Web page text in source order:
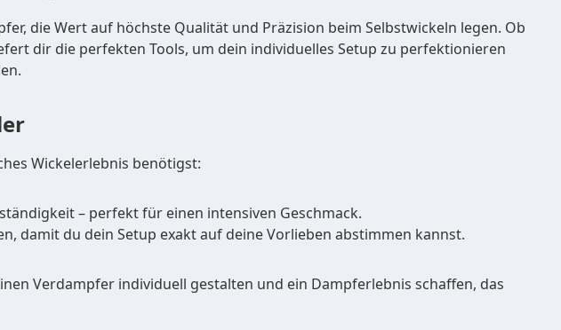
die Wert auf höchste Qualität und Präzision beim Selbstwickeln legen. Ob
dir die perfekten Tools, um dein individuelles Setup zu perfektionieren
Wickelerlebnis benötigst:
– perfekt für einen intensiven Geschmack.
damit du dein Setup exakt auf deine Vorlieben abstimmen kannst.
Verdampfer individuell gestalten und ein Dampferlebnis schaffen, das